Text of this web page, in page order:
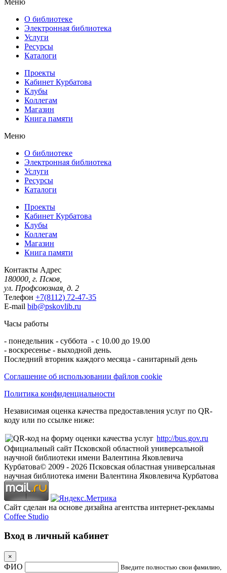
О библиотеке
Электронная библиотека
Услуги
Ресурсы
Каталоги
Проекты
Кабинет Курбатова
Клубы
Коллегам
Магазин
Книга памяти
Меню
О библиотеке
Электронная библиотека
Услуги
Ресурсы
Каталоги
Проекты
Кабинет Курбатова
Клубы
Коллегам
Магазин
Книга памяти
Контакты Адрес
180000, г. Псков,
ул. Профсоюзная, д. 2
Телефон +7(8112) 72-47-35
E-mail bib@pskovlib.ru
Часы работы
- понедельник - суббота - с 10.00 до 19.00
- воскресенье - выходной день.
Последний вторник каждого месяца - санитарный день
Соглашение об использовании файлов cookie
Политика конфиденциальности
Независимая оценка качества предоставления услуг по QR-
коду или по ссылке ниже:
http://bus.gov.ru
Официальный сайт Псковской областной универсальной
научной библиотеки имени Валентина Яковлевича
Курбатова© 2009 - 2026 Псковская областная универсальная
научная библиотека имени Валентина Яковлевича Курбатова
Сайт сделан на основе дизайна агентства интернет-рекламы
Coffee Studio
Вход в личный кабинет
×
ФИО
Введите полностью свои фамилию,